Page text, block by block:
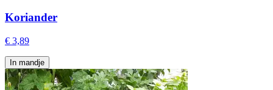
Koriander
€ 3,89
In mandje